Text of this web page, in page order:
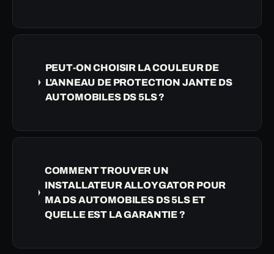
PEUT-ON CHOISIR LA COULEUR DE
L'ANNEAU DE PROTECTION JANTE DS
AUTOMOBILES DS 5LS ?
COMMENT TROUVER UN
INSTALLATEUR ALLOYGATOR POUR
MA DS AUTOMOBILES DS 5LS ET
QUELLE EST LA GARANTIE ?